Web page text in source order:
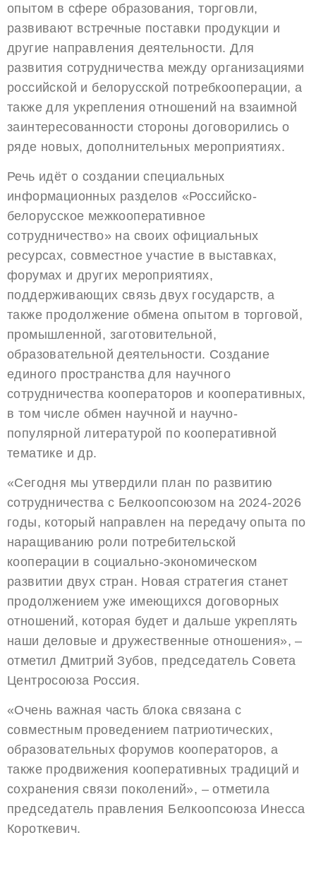
опытом в сфере образования, торговли,
развивают встречные поставки продукции и
другие направления деятельности. Для
развития сотрудничества между организациями
российской и белорусской потребкооперации, а
также для укрепления отношений на взаимной
заинтересованности стороны договорились о
ряде новых, дополнительных мероприятиях.
Речь идёт о создании специальных
информационных разделов «Российско-
белорусское межкооперативное
сотрудничество» на своих официальных
ресурсах, совместное участие в выставках,
форумах и других мероприятиях,
поддерживающих связь двух государств, а
также продолжение обмена опытом в торговой,
промышленной, заготовительной,
образовательной деятельности. Создание
единого пространства для научного
сотрудничества кооператоров и кооперативных,
в том числе обмен научной и научно-
популярной литературой по кооперативной
тематике и др.
«Сегодня мы утвердили план по развитию
сотрудничества с Белкоопсоюзом на 2024-2026
годы, который направлен на передачу опыта по
наращиванию роли потребительской
кооперации в социально-экономическом
развитии двух стран. Новая стратегия станет
продолжением уже имеющихся договорных
отношений, которая будет и дальше укреплять
наши деловые и дружественные отношения», –
отметил Дмитрий Зубов, председатель Совета
Центросоюза Россия.
«Очень важная часть блока связана с
совместным проведением патриотических,
образовательных форумов кооператоров, а
также продвижения кооперативных традиций и
сохранения связи поколений», – отметила
председатель правления Белкоопсоюза Инесса
Короткевич.